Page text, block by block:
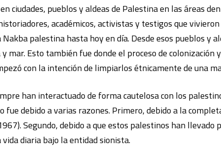
ciudades, pueblos y aldeas de Palestina en las áreas
académicos, activistas y testigos que
palestina hasta hoy en día. Desde esos pueblos y
Esto también fue donde el proceso de colonización
con la intención de limpiarlos étnicamente de una
han interactuado de forma cautelosa con los
debido a varias razones. Primero, debido a la
Segundo, debido a que estos palestinos han
diaria bajo la entidad sionista.